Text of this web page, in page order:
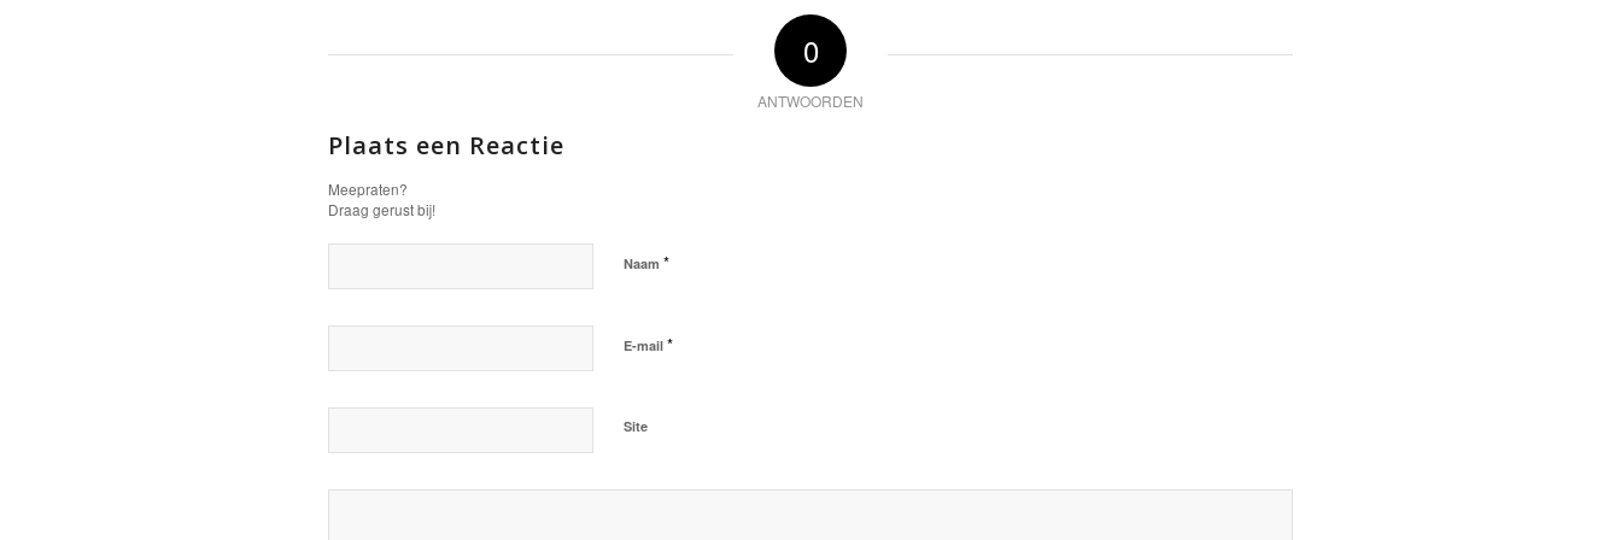
0
ANTWOORDEN
Plaats een Reactie
Meepraten?
Draag gerust bij!
Naam *
E-mail *
Site